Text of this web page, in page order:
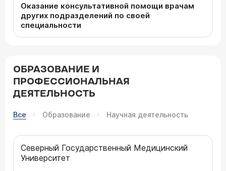
Оказание консультативной помощи врачам
других подразделений по своей
специальности
ОБРАЗОВАНИЕ И
ПРОФЕССИОНАЛЬНАЯ
ДЕЯТЕЛЬНОСТЬ
Все Образование Научная деятельность
Северный Государственный Медицинский
Университет